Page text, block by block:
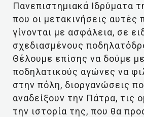
Πανεπιστημιακά Ιδρύματα
που οι μετακινήσεις αυτές
γίνονται με ασφάλεια, σε
σχεδιασμένους
Θέλουμε επίσης να δούμε
ποδηλατικούς αγώνες να
στην πόλη, διοργανώσεις
αναδείξουν την Πάτρα, τις
την ιστορία της, που θα